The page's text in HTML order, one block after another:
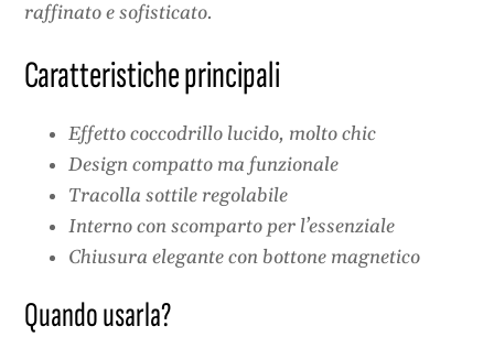
raffinato e sofisticato.
Caratteristiche principali
Effetto coccodrillo lucido, molto chic
Design compatto ma funzionale
Tracolla sottile regolabile
Interno con scomparto per l’essenziale
Chiusura elegante con bottone magnetico
Quando usarla?